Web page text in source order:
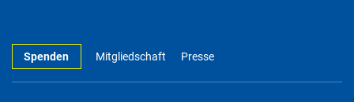
Spenden Mitgliedschaft Presse